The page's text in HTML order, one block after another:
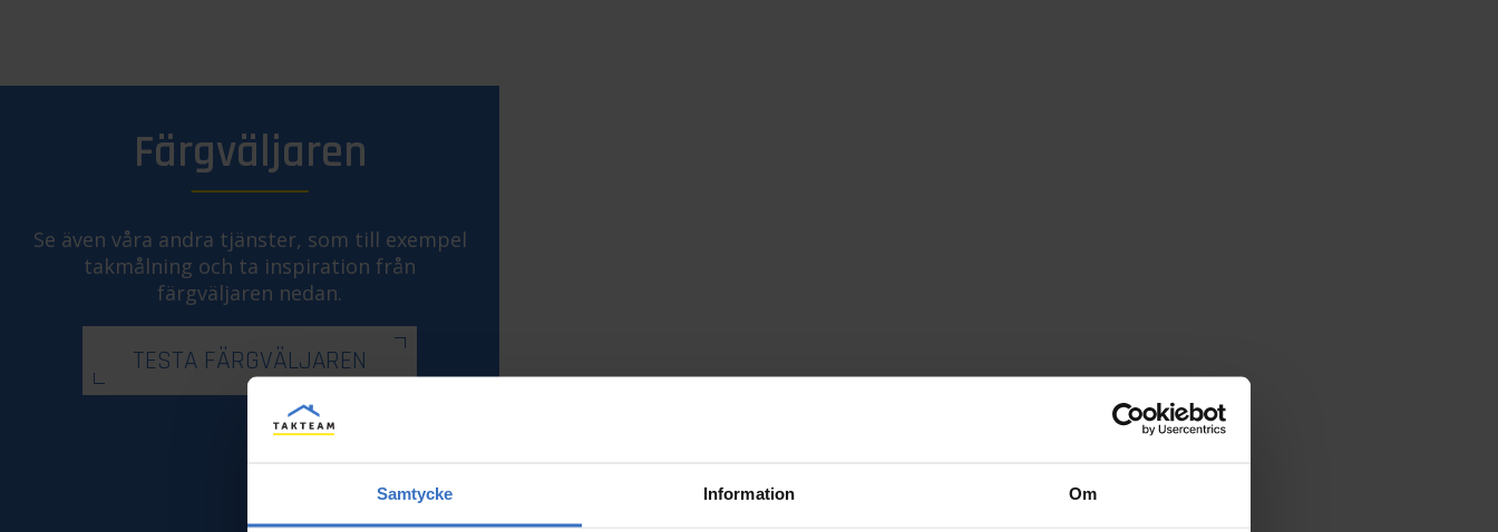
Samtycke Information Om
Färgväljaren
Se även våra andra tjänster, som till exempel
takmålning och ta inspiration från
färgväljaren nedan.
TESTA FÄRGVÄLJAREN